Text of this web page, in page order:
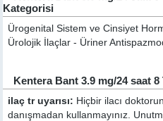
Kategorisi
Ürogenital Sistem ve Cinsiyet
Ürolojik İlaçlar - Üriner
Kentera Bant 3.9 mg/24 saat
ilaç tr uyarısı: Hiçbir ilacı
danışmadan kullanmayınız.